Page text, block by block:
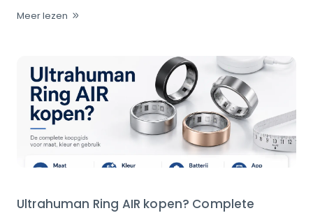
Meer lezen
Ultrahuman Ring AIR kopen? Complete